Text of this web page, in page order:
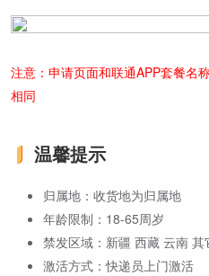
注意：申请页面和联通APP套餐名
相同
温馨提示
归属地：收货地为归属地
年龄限制：18-65周岁
禁发区域：新疆 西藏 云南
激活方式：快递员上门激活